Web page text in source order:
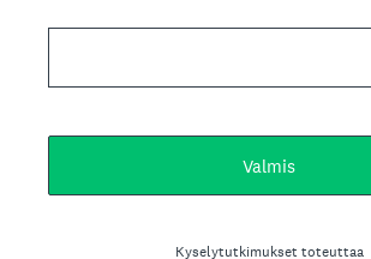
Valmis
Kyselytutkimukset toteuttaa